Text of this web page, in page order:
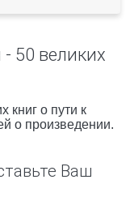
50 великих
книг о пути к
о произведении.
Ваш